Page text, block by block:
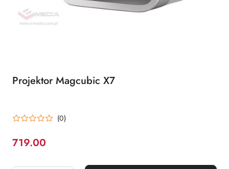
Projektor Magcubic X7
(0)
Cena:
719.00